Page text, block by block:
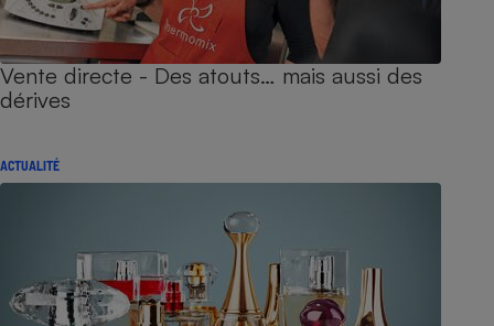
Vente directe - Des atouts… mais aussi des
dérives
ACTUALITÉ